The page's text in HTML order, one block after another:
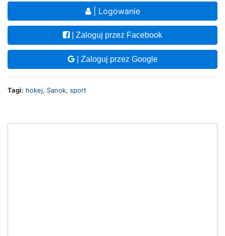
| Logowanie
| Zaloguj przez Facebook
| Zaloguj przez Google
Tagi: hokej, Sanok, sport